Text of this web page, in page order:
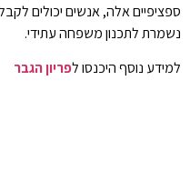
ספציפיים אלה, אנשים יכולים
נשמרת לתכנון משפחה עתידי.
למידע נוסף היכנסו לפריון הגבר